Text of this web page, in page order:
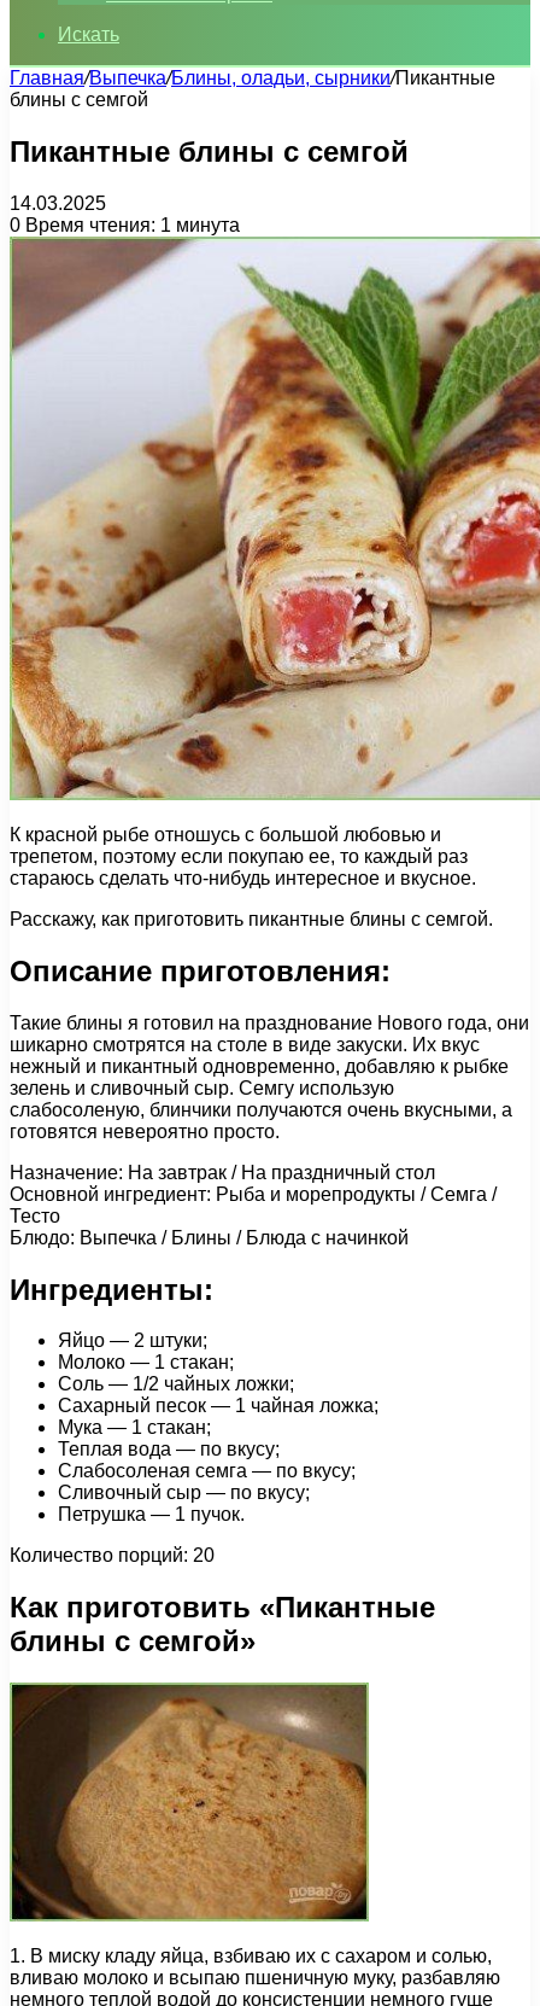
Искать
Главная/Выпечка/Блины, оладьи, сырники/Пикантные
блины с семгой
Пикантные блины с семгой
14.03.2025
0 Время чтения: 1 минута
К красной рыбе отношусь с большой любовью и
трепетом, поэтому если покупаю ее, то каждый раз
стараюсь сделать что-нибудь интересное и вкусное.
Расскажу, как приготовить пикантные блины с семгой.
Описание приготовления:
Такие блины я готовил на празднование Нового года, они
шикарно смотрятся на столе в виде закуски. Их вкус
нежный и пикантный одновременно, добавляю к рыбке
зелень и сливочный сыр. Семгу использую
слабосоленую, блинчики получаются очень вкусными, а
готовятся невероятно просто.
Назначение: На завтрак / На праздничный стол
Основной ингредиент: Рыба и морепродукты / Семга /
Тесто
Блюдо: Выпечка / Блины / Блюда с начинкой
Ингредиенты:
Яйцо — 2 штуки;
Молоко — 1 стакан;
Соль — 1/2 чайных ложки;
Сахарный песок — 1 чайная ложка;
Мука — 1 стакан;
Теплая вода — по вкусу;
Слабосоленая семга — по вкусу;
Сливочный сыр — по вкусу;
Петрушка — 1 пучок.
Количество порций: 20
Как приготовить «Пикантные
блины с семгой»
1. В миску кладу яйца, взбиваю их с сахаром и солью,
вливаю молоко и всыпаю пшеничную муку, разбавляю
немного теплой водой до консистенции немного гуще